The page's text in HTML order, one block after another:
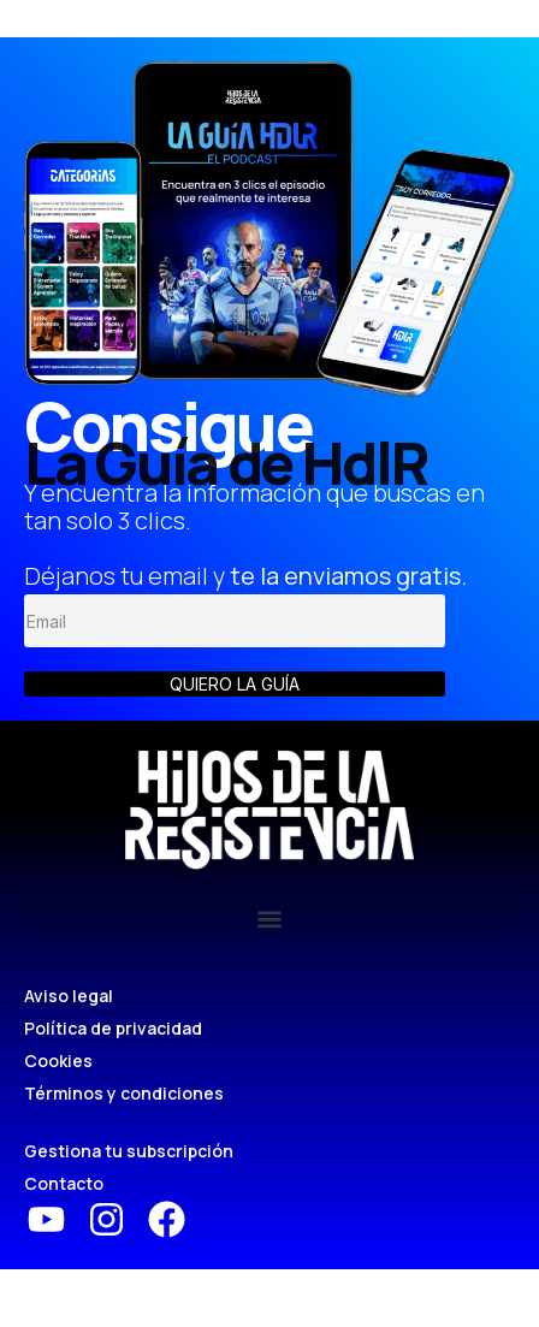
Consigue
La Guía de HdlR
Y encuentra la información que buscas en
tan solo 3 clics.
Déjanos tu email yte la enviamos gratis.
QUIERO LA GUÍA
Aviso legal
Política de privacidad
Cookies
Términos y condiciones
Gestiona tu subscripción
Contacto